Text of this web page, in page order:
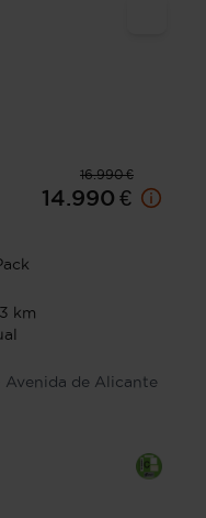
16.990 €
14.990 €
km
Avenida de Alicante